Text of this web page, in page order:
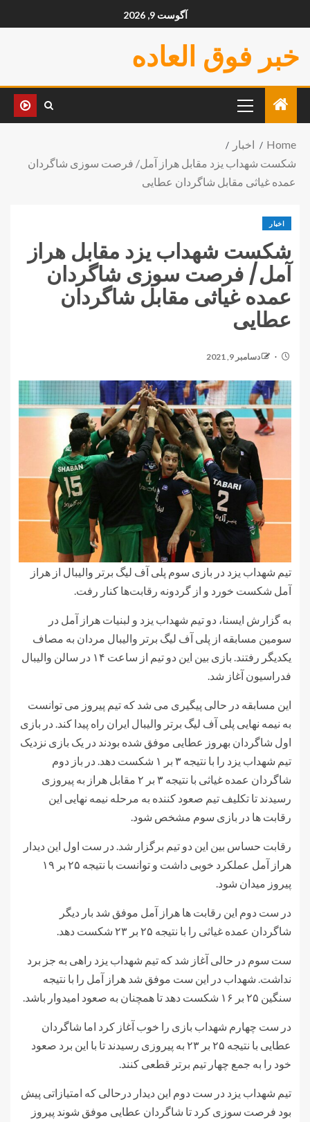
آگوست 9, 2026
خبر فوق العاده
Home
اخبار
شکست شهداب یزد مقابل هراز آمل/ فرصت سوزی شاگردان
عمده غیاثی مقابل شاگردان عطایی
اخبار
شکست شهداب یزد مقابل هراز
آمل/ فرصت سوزی شاگردان
عمده غیاثی مقابل شاگردان
عطایی
دسامبر 9, 2021
تیم شهداب یزد در بازی سوم پلی آف لیگ برتر والیبال از هراز
آمل شکست خورد و از گردونه رقابت‌ها کنار رفت.
به گزارش ایسنا، دو تیم شهداب یزد و لبنیات هراز آمل در
سومین مسابقه از پلی آف لیگ برتر والیبال مردان به مصاف
یکدیگر رفتند. بازی بین این دو تیم از ساعت ۱۴ در سالن والیبال
فدراسیون آغاز شد.
این مسابقه در حالی پیگیری می شد که تیم پیروز می توانست
به نیمه نهایی پلی آف لیگ برتر والیبال ایران راه پیدا کند. در بازی
اول شاگردان بهروز عطایی موفق شده بودند در یک بازی نزدیک
تیم شهداب یزد را با نتیجه ۳ بر ۱ شکست دهد. در باز دوم
شاگردان عمده غیاثی با نتیجه ۳ بر ۲ مقابل هراز به پیروزی
رسیدند تا تکلیف تیم صعود کننده به مرحله نیمه نهایی این
رقابت ها در بازی سوم مشخص شود.
رقابت حساس بین این دو تیم برگزار شد. در ست اول این دیدار
هراز آمل عملکرد خوبی داشت و توانست با نتیجه ۲۵ بر ۱۹
پیروز میدان شود.
در ست دوم این رقابت ها هراز آمل موفق شد بار دیگر
شاگردان عمده غیاثی را با نتیجه ۲۵ بر ۲۳ شکست دهد.
ست سوم در حالی آغاز شد که تیم شهداب یزد راهی به جز برد
نداشت. شهداب در این ست موفق شد هراز آمل را با نتیجه
سنگین ۲۵ بر ۱۶ شکست دهد تا همچنان به صعود امیدوار باشد.
در ست چهارم شهداب بازی را خوب آغاز کرد اما شاگردان
عطایی با نتیجه ۲۵ بر ۲۳ به پیروزی رسیدند تا با این برد صعود
خود را به جمع چهار تیم برتر قطعی کنند.
تیم شهداب یزد در ست دوم این دیدار درحالی که امتیازاتی پیش
بود فرصت سوزی کرد تا شاگردان عطایی موفق شوند پیروز